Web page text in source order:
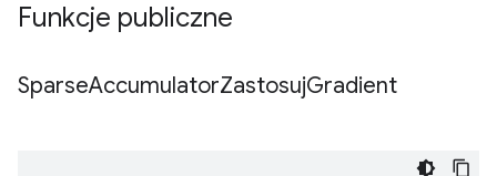
Funkcje publiczne
SparseAccumulatorZastosujGradient